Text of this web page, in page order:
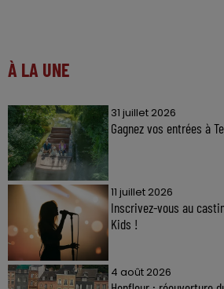
À LA UNE
31 juillet 2026
Gagnez vos entrées à
11 juillet 2026
Inscrivez-vous au
Kids !
4 août 2026